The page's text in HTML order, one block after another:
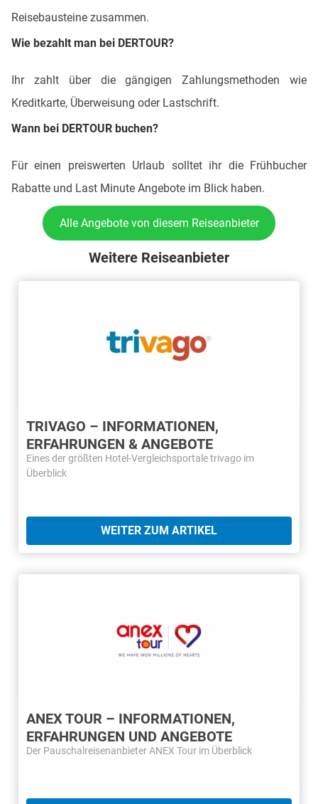
Reisebausteine zusammen.
Wie bezahlt man bei DERTOUR?
Ihr zahlt über die gängigen Zahlungsmethoden wie
Kreditkarte, Überweisung oder Lastschrift.
Wann bei DERTOUR buchen?
Für einen preiswerten Urlaub solltet ihr die Frühbucher
Rabatte und Last Minute Angebote im Blick haben.
Alle Angebote von diesem Reiseanbieter
Weitere Reiseanbieter
TRIVAGO – INFORMATIONEN,
ERFAHRUNGEN & ANGEBOTE
Eines der größten Hotel-Vergleichsportale trivago im
Überblick
WEITER ZUM ARTIKEL
ANEX TOUR – INFORMATIONEN,
ERFAHRUNGEN UND ANGEBOTE
Der Pauschalreisenanbieter ANEX Tour im Überblick